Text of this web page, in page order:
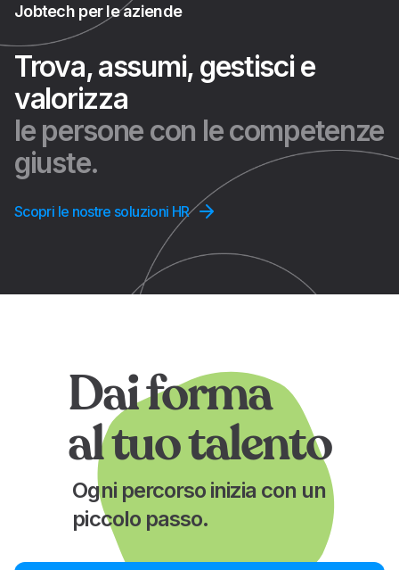
Jobtech per le aziende
Trova, assumi, gestisci e
valorizza
le persone con le competenze
giuste.
Scopri le nostre soluzioni HR
Dai forma
al tuo talento
Ogni percorso inizia con un
piccolo passo.